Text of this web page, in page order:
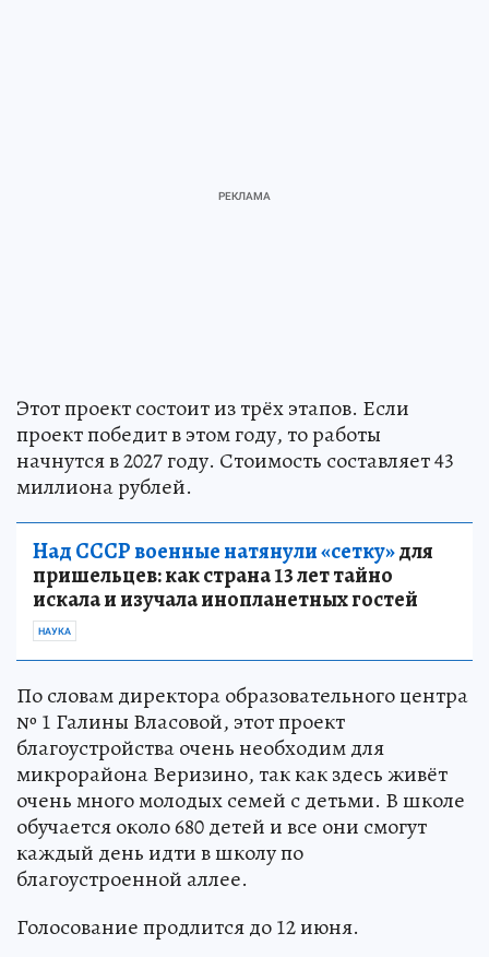
Этот проект состоит из трёх этапов. Если
проект победит в этом году, то работы
начнутся в 2027 году. Стоимость составляет 43
миллиона рублей.
Над СССР военные натянули «сетку»для
пришельцев: как страна 13 лет тайно
искала и изучала инопланетных гостей
НАУКА
По словам директора образовательного центра
№ 1 Галины Власовой, этот проект
благоустройства очень необходим для
микрорайона Веризино, так как здесь живёт
очень много молодых семей с детьми. В школе
обучается около 680 детей и все они смогут
каждый день идти в школу по
благоустроенной аллее.
Голосование продлится до 12 июня.